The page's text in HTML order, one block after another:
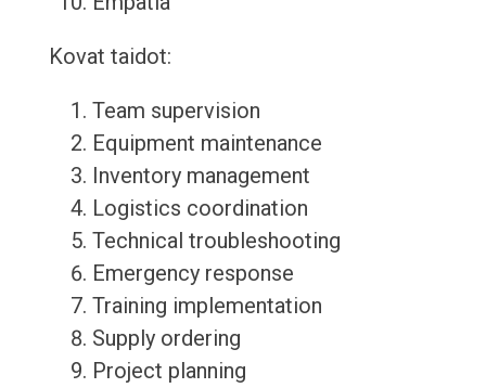
Kovat taidot:
Team supervision
Equipment maintenance
Inventory management
Logistics coordination
Technical troubleshooting
Emergency response
Training implementation
Supply ordering
Project planning